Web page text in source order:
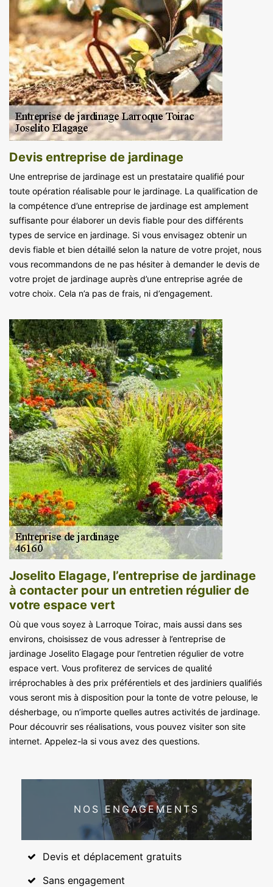
Devis entreprise de jardinage
Une entreprise de jardinage est un prestataire qualifié pour
toute opération réalisable pour le jardinage. La qualification de
la compétence d’une entreprise de jardinage est amplement
suffisante pour élaborer un devis fiable pour des différents
types de service en jardinage. Si vous envisagez obtenir un
devis fiable et bien détaillé selon la nature de votre projet, nous
vous recommandons de ne pas hésiter à demander le devis de
votre projet de jardinage auprès d’une entreprise agrée de
votre choix. Cela n’a pas de frais, ni d’engagement.
Joselito Elagage, l’entreprise de jardinage
à contacter pour un entretien régulier de
votre espace vert
Où que vous soyez à Larroque Toirac, mais aussi dans ses
environs, choisissez de vous adresser à l’entreprise de
jardinage Joselito Elagage pour l’entretien régulier de votre
espace vert. Vous profiterez de services de qualité
irréprochables à des prix préférentiels et des jardiniers qualifiés
vous seront mis à disposition pour la tonte de votre pelouse, le
désherbage, ou n’importe quelles autres activités de jardinage.
Pour découvrir ses réalisations, vous pouvez visiter son site
internet. Appelez-la si vous avez des questions.
NOS ENGAGEMENTS
Devis et déplacement gratuits
Sans engagement